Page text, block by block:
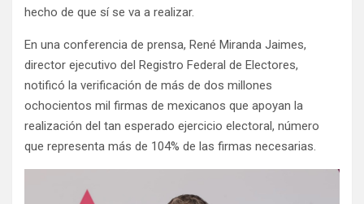
hecho de que sí se va a realizar.
En una conferencia de prensa, René Miranda Jaimes,
director ejecutivo del Registro Federal de Electores,
notificó la verificación de más de dos millones
ochocientos mil firmas de mexicanos que apoyan la
realización del tan esperado ejercicio electoral, número
que representa más de 104% de las firmas necesarias.